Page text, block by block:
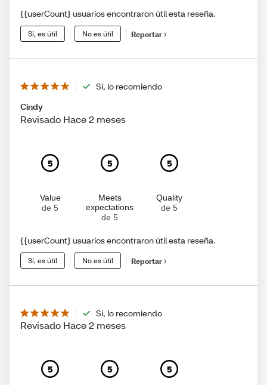
{{userCount} usuarios encontraron útil esta reseña.
Sí, es útil No es útil Reportar
Sí, lo recomiendo
Cindy
Revisado Hace 2 meses
5
Value
de 5
5
Meets
expectations
de 5
5
Quality
de 5
{{userCount} usuarios encontraron útil esta reseña.
Sí, es útil No es útil Reportar
Sí, lo recomiendo
Revisado Hace 2 meses
5 5 5